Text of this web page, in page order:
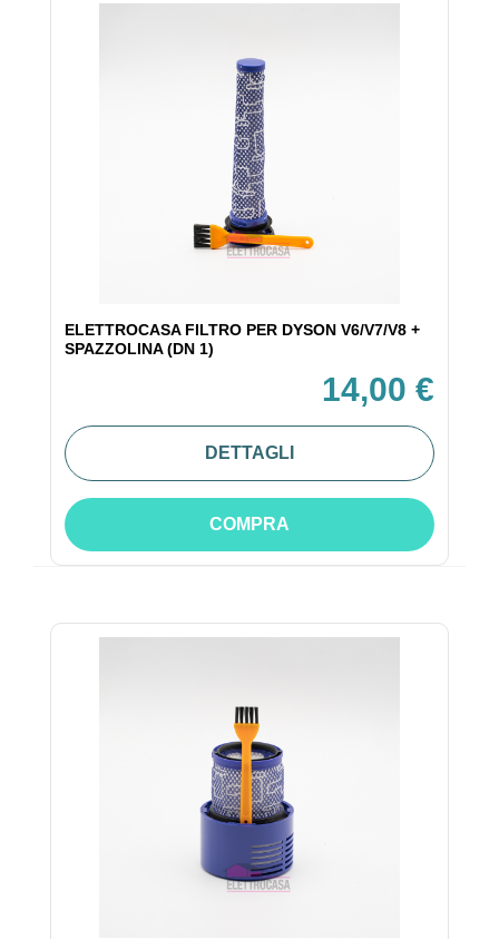
ELETTROCASA FILTRO PER DYSON V6/V7/V8 +
SPAZZOLINA (DN 1)
14,00 €
DETTAGLI
COMPRA